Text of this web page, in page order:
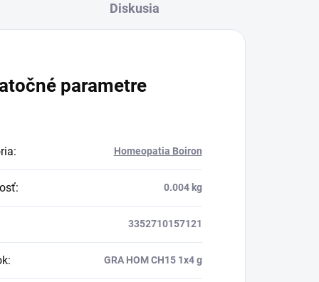
Diskusia
parametre
: Homeopatia Boiron
: 0.004 kg
3352710157121
: GRA HOM CH15 1x4 g